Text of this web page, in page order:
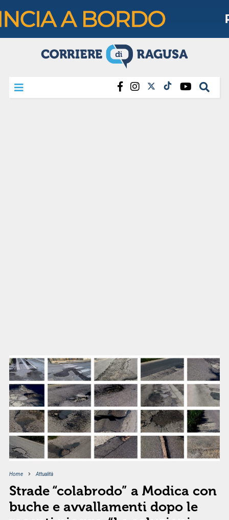
Home Attualità
Strade “colabrodo” a Modica con
buche e avvallamenti dopo le